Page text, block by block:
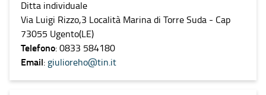
Ditta individuale
Via Luigi Rizzo,3 Località Marina di Torre Suda - Cap
73055 Ugento(LE)
Telefono: 0833 584180
Email: giulioreho@tin.it